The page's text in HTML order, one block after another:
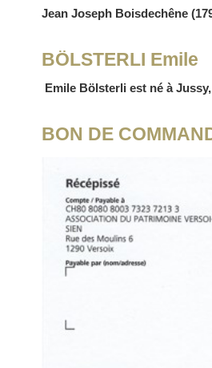
Jean Joseph Boisdechêne
BÖLSTERLI Emile
Emile Bölsterli est né à Jussy,
BON DE